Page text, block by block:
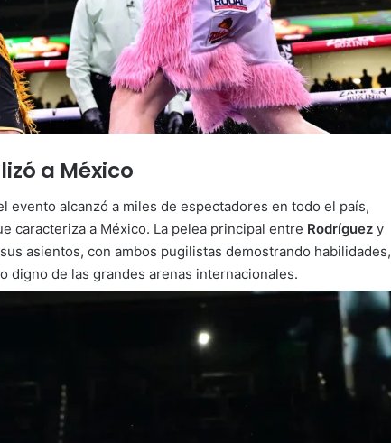
a México
evento alcanzó a miles de espectadores en todo el país,
caracteriza a México. La pelea principal entre Rodríguez y
asientos, con ambos pugilistas demostrando habilidades,
digno de las grandes arenas internacionales.